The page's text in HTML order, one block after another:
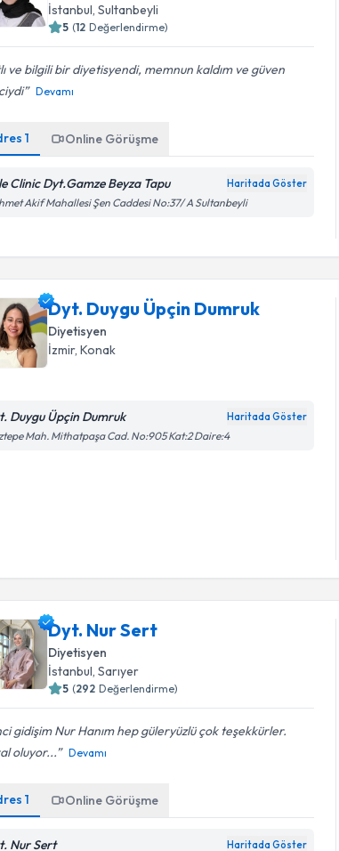
İstanbul , Sultanbeyli
5 (12 Değerlendirme)
ve bilgili bir diyetisyendi, memnun kaldım ve güven
Devamı
1 Online Görüşme
Clinic Dyt.Gamze Beyza Tapu Haritada Göster
Akif Mahallesi Şen Caddesi No:37/ A Sultanbeyli
Dyt. Duygu Üpçin Dumruk
Diyetisyen
İzmir, Konak
Duygu Üpçin Dumruk Haritada Göster
Mah. Mithatpaşa Cad. No:905 Kat:2 Daire:4
Dyt. Nur Sert
Diyetisyen
İstanbul, Sarıyer
5 (292 Değerlendirme)
gidişim Nur Hanım hep güleryüzlü çok teşekkürler.
oluyor...
Devamı
1 Online Görüşme
Nur Sert Haritada Göster